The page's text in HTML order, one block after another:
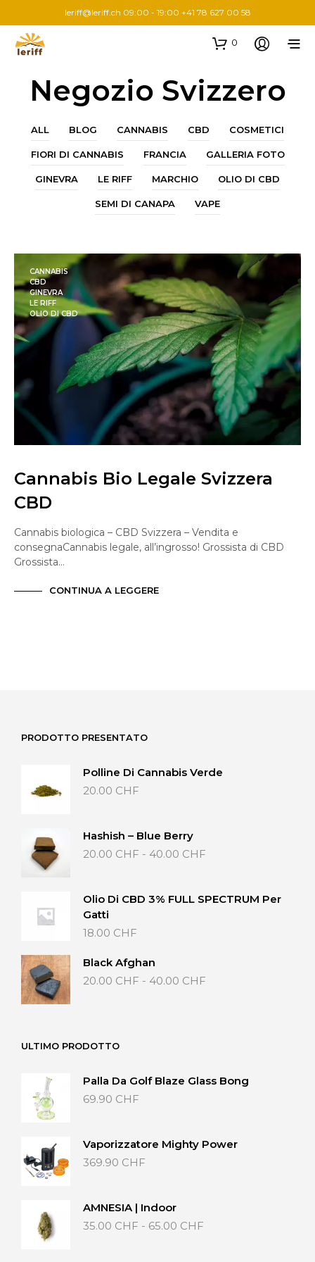
leriff@leriff.ch 09:00 - 19:00 +41 78 627 00 58
0
Negozio Svizzero
ALL BLOG CANNABIS CBD COSMETICI
FIORI DI CANNABIS FRANCIA GALLERIA FOTO
GINEVRA LE RIFF MARCHIO OLIO DI CBD
SEMI DI CANAPA VAPE
CANNABIS
CBD
GINEVRA
LE RIFF
OLIO DI CBD
Cannabis Bio Legale Svizzera
CBD
Cannabis biologica – CBD Svizzera – Vendita e
consegnaCannabis legale, all’ingrosso! Grossista di CBD
Grossista…
CONTINUA A LEGGERE
PRODOTTO PRESENTATO
Polline Di Cannabis Verde
20.00 CHF
Hashish – Blue Berry
20.00 CHF - 40.00 CHF
20.00 CHF
Olio Di CBD 3% FULL SPECTRUM Per
Gatti
18.00 CHF
Black Afghan
20.00 CHF - 40.00 CHF
ULTIMO PRODOTTO
Palla Da Golf Blaze Glass Bong
69.90 CHF
Vaporizzatore Mighty Power
369.90 CHF
AMNESIA | Indoor
35.00 CHF - 65.00 CHF